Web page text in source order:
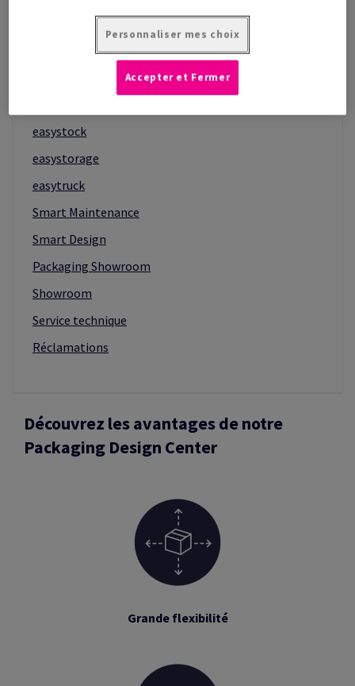
Smart Testing Lab
Smart E-Solution
easystock
easystorage
easytruck
Smart Maintenance
Smart Design
Packaging Showroom
Showroom
Service technique
Réclamations
Découvrez les avantages de notre
Packaging Design Center
Grande flexibilité
Personnaliser mes choix
Accepter et Fermer